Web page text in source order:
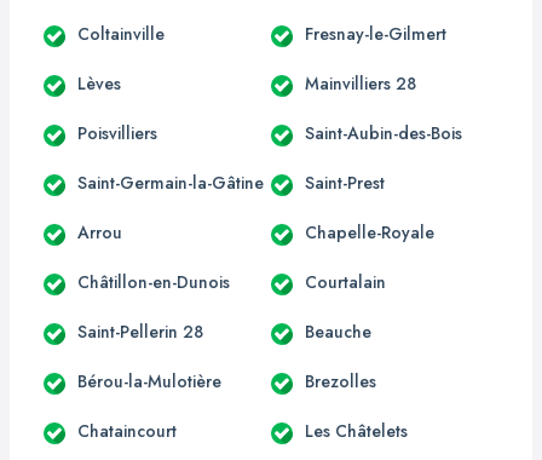
Coltainville Fresnay-le-Gilmert
Lèves Mainvilliers 28
Poisvilliers Saint-Aubin-des-Bois
Saint-Germain-la-Gâtine Saint-Prest
Arrou Chapelle-Royale
Châtillon-en-Dunois Courtalain
Saint-Pellerin 28 Beauche
Bérou-la-Mulotière Brezolles
Chataincourt Les Châtelets